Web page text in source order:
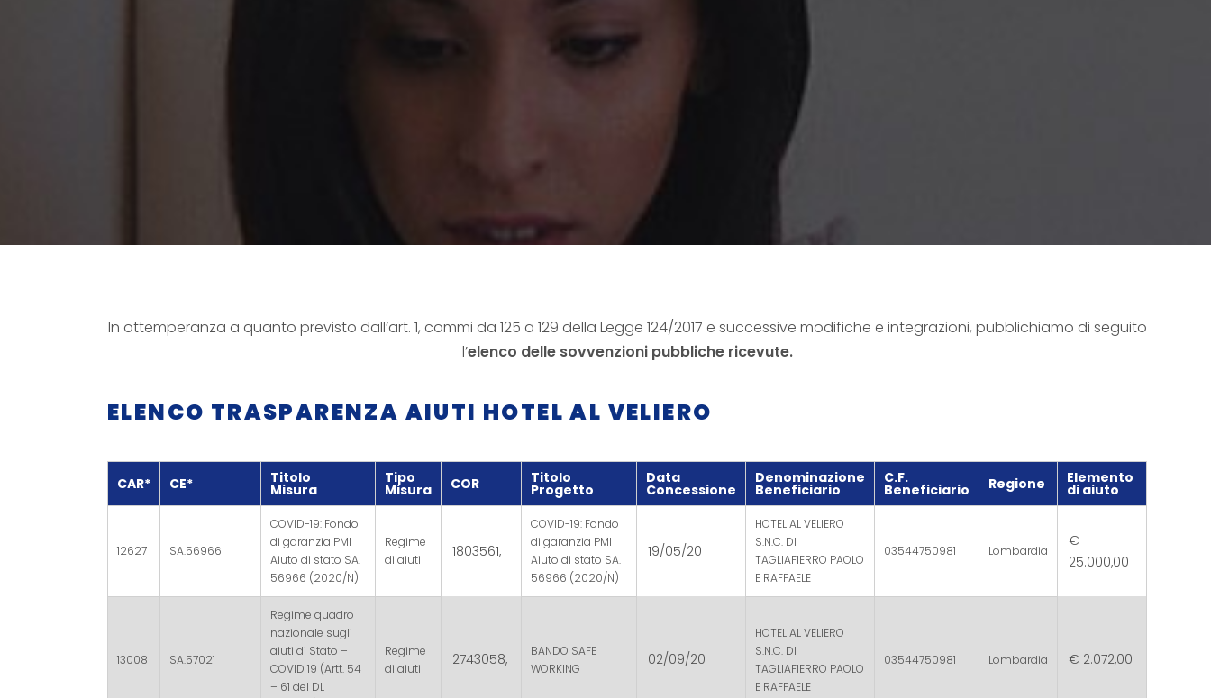
In ottemperanza a quanto previsto dall’art. 1, commi da 125 a 129 della Legge 124/2017 e successive modifiche e integrazioni, pubblichiamo di seguito
l’elenco delle sovvenzioni pubbliche ricevute.
ELENCO TRASPARENZA AIUTI HOTEL AL VELIERO
CAR* CE* Titolo
Misura
Tipo
Misura COR Titolo
Progetto
Data
Concessione
Denominazione
Beneficiario
C.F.
Beneficiario Regione Elemento
di aiuto
12627 SA.56966
COVID-19: Fondo
di garanzia PMI
Aiuto di stato SA.
56966 (2020/N)
Regime
di aiuti
1803561,
COVID-19: Fondo
di garanzia PMI
Aiuto di stato SA.
56966 (2020/N)
19/05/20
HOTEL AL VELIERO
S.N.C. DI
TAGLIAFIERRO PAOLO
E RAFFAELE
03544750981 Lombardia
€
25.000,00
13008 SA.57021
Regime quadro
nazionale sugli
aiuti di Stato –
COVID 19 (Artt. 54
– 61 del DL
Regime
di aiuti
2743058,
BANDO SAFE
WORKING
02/09/20
HOTEL AL VELIERO
S.N.C. DI
TAGLIAFIERRO PAOLO
E RAFFAELE
03544750981 Lombardia € 2.072,00